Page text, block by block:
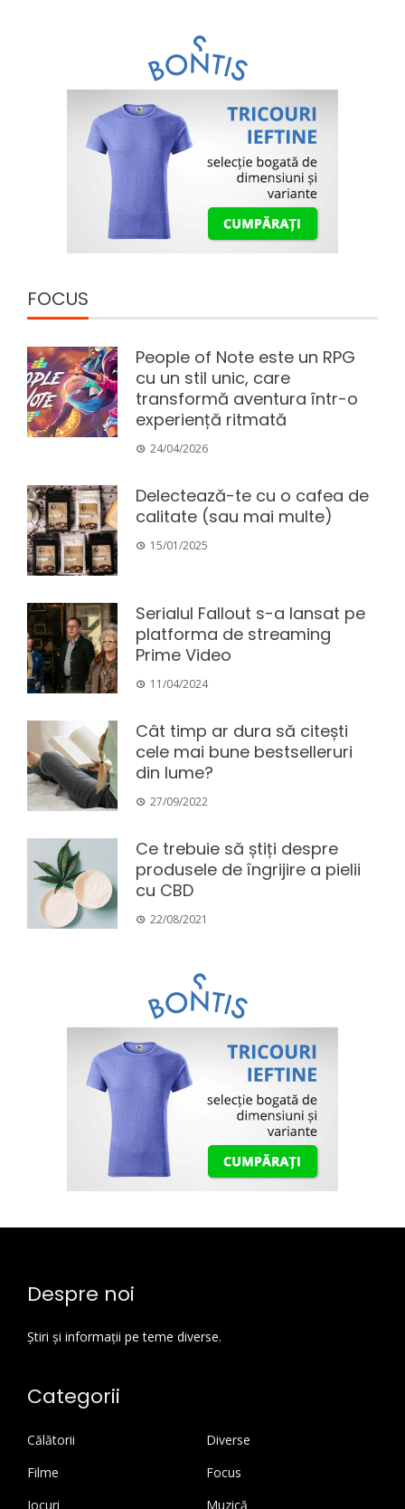
FOCUS
People of Note este un RPG
cu un stil unic, care
transformă aventura într-o
experiență ritmată
24/04/2026
Delectează-te cu o cafea de
calitate (sau mai multe)
15/01/2025
Serialul Fallout s-a lansat pe
platforma de streaming
Prime Video
11/04/2024
Cât timp ar dura să citești
cele mai bune bestselleruri
din lume?
27/09/2022
Ce trebuie să știți despre
produsele de îngrijire a pielii
cu CBD
22/08/2021
Despre noi
Știri și informații pe teme diverse.
Categorii
Călătorii
Diverse
Filme
Focus
Jocuri
Muzică